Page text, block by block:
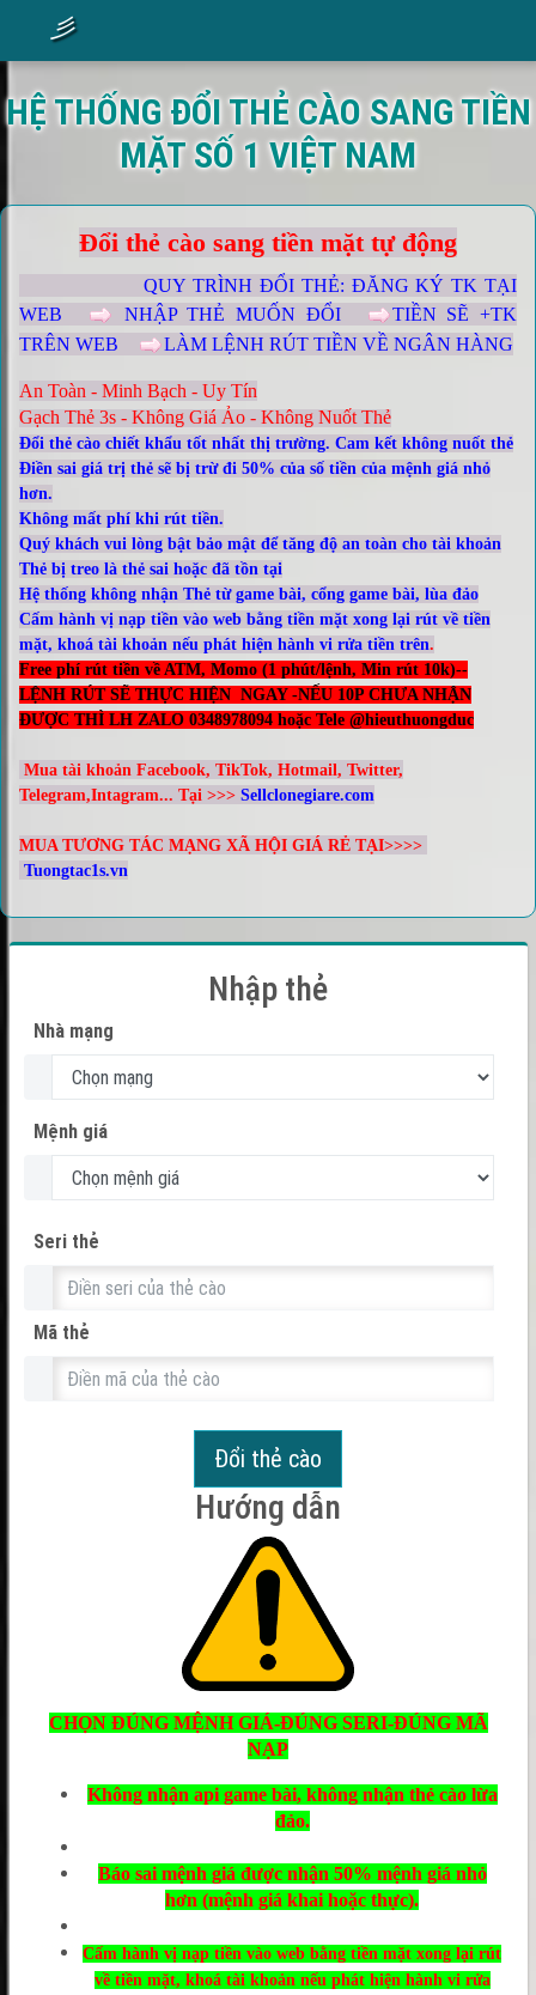
彡
HỆ THỐNG ĐỔI THẺ CÀO SANG TIỀN
MẶT SỐ 1 VIỆT NAM
Đổi thẻ cào sang tiền mặt tự động
QUY TRÌNH ĐỔI THẺ: ĐĂNG KÝ TK TẠI
WEB
NHẬP THẺ MUỐN ĐỔI
TIỀN SẼ +TK
TRÊN WEB
LÀM LỆNH RÚT TIỀN VỀ NGÂN HÀNG
An Toàn - Minh Bạch - Uy Tín
Gạch Thẻ 3s - Không Giá Ảo - Không Nuốt Thẻ
Đổi thẻ cào chiết khẩu tốt nhất thị trường. Cam kết không nuốt thẻ
Điền sai giá trị thẻ sẽ bị trừ đi 50% của số tiền của mệnh giá nhỏ
hơn.
Không mất phí khi rút tiền.
Quý khách vui lòng bật bảo mật để tăng độ an toàn cho tài khoản
Thẻ bị treo là thẻ sai hoặc đã tồn tại
Hệ thống không nhận Thẻ từ game bài, cổng game bài, lùa đảo
Cấm hành vị nạp tiền vào web bằng tiền mặt xong lại rút về tiền
mặt, khoá tài khoản nếu phát hiện hành vi rửa tiền trên.
Free phí rút tiền về ATM, Momo (1 phút/lệnh, Min rút 10k)--
LỆNH RÚT SẼ THỰC HIỆN NGAY -NẾU 10P CHƯA NHẬN
ĐƯỢC THÌ LH ZALO 0348978094 hoặc Tele @hieuthuongduc
Mua tài khoản Facebook, TikTok, Hotmail, Twitter,
Telegram,Intagram... Tại >>> Sellclonegiare.com
MUA TƯƠNG TÁC MẠNG XÃ HỘI GIÁ RẺ TẠI>>>>
Tuongtac1s.vn
Nhập thẻ
Nhà mạng
Mệnh giá
Seri thẻ
Mã thẻ
Đổi thẻ cào
Hướng dẫn
CHỌN ĐÚNG MỆNH GIÁ-ĐÚNG SERI-ĐÚNG MÃ
NẠP
Không nhận api game bài, không nhận thẻ cào lừa
đảo.
Báo sai mệnh giá được nhận 50% mệnh giá nhỏ
hơn (mệnh giá khai hoặc thực).
Cấm hành vị nạp tiền vào web bằng tiền mặt xong lại rút
về tiền mặt, khoá tài khoản nếu phát hiện hành vi rửa